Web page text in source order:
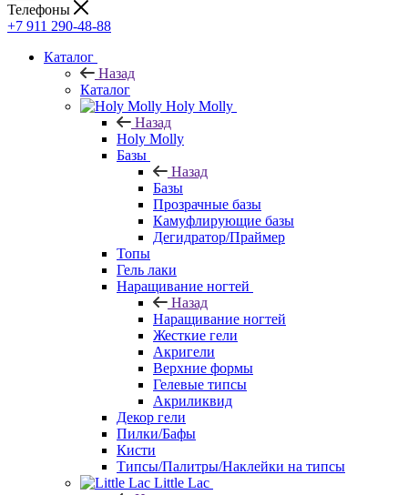
Телефоны
+7 911 290-48-88
Каталог
Назад
Каталог
Holy Molly
Назад
Holy Molly
Базы
Назад
Базы
Прозрачные базы
Камуфлирующие базы
Дегидратор/Праймер
Топы
Гель лаки
Наращивание ногтей
Назад
Наращивание ногтей
Жесткие гели
Акригели
Верхние формы
Гелевые типсы
Акриликвид
Декор гели
Пилки/Бафы
Кисти
Типсы/Палитры/Наклейки на типсы
Little Lac